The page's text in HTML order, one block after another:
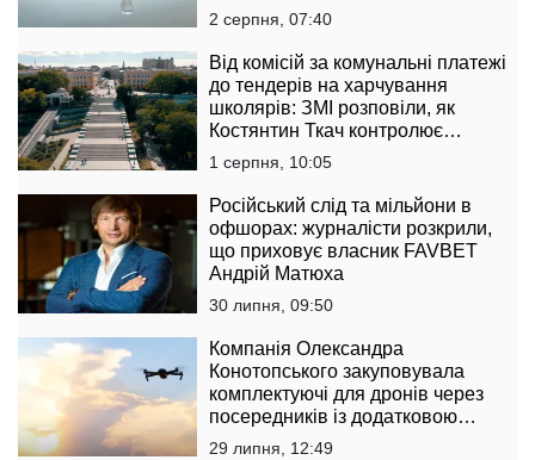
2 серпня, 07:40
Від комісій за комунальні платежі
до тендерів на харчування
школярів: ЗМІ розповіли, як
Костянтин Ткач контролює
гаманці кожного одесита
1 серпня, 10:05
Російський слід та мільйони в
офшорах: журналісти розкрили,
що приховує власник FAVBET
Андрій Матюха
30 липня, 09:50
Компанія Олександра
Конотопського закуповувала
комплектуючі для дронів через
посередників із додатковою
націнкою — Mind.ua
29 липня, 12:49